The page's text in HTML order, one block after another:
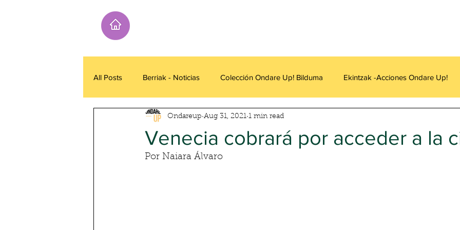
All Posts Berriak - Noticias Colección Ondare Up! Bilduma Ekintzak -Acciones Ondare Up!
Venecia cobrará por acceder a la
Ondareup Aug 31, 2021 1 min read
Por Naiara Álvaro